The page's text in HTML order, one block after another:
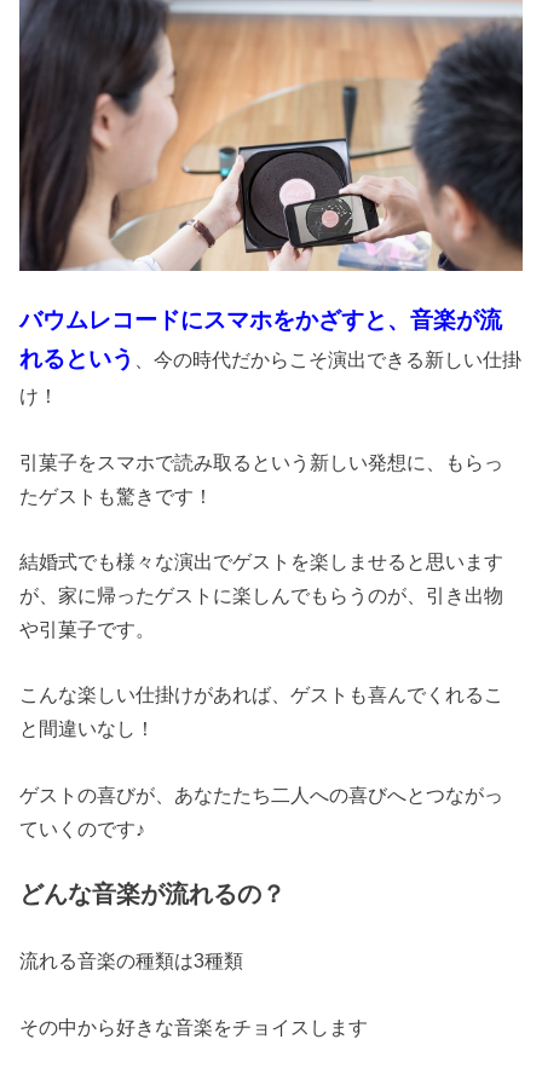
バウムレコードにスマホをかざすと、音楽が流
れるという
、今の時代だからこそ演出できる新しい仕掛
け！
引菓子をスマホで読み取るという新しい発想に、もらっ
たゲストも驚きです！
結婚式でも様々な演出でゲストを楽しませると思います
が、家に帰ったゲストに楽しんでもらうのが、引き出物
や引菓子です。
こんな楽しい仕掛けがあれば、ゲストも喜んでくれるこ
と間違いなし！
ゲストの喜びが、あなたたち二人への喜びへとつながっ
ていくのです♪
どんな音楽が流れるの？
流れる音楽の種類は3種類
その中から好きな音楽をチョイスします